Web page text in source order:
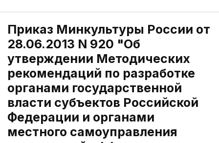
Приказ Минкультуры России от
28.06.2013 N 920 "Об
утверждении Методических
рекомендаций по разработке
органами государственной
власти субъектов Российской
Федерации и органами
местного самоуправления